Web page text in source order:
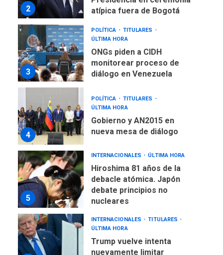
2
atípica fuera de Bogotá
3
POLÍTICA
TITULARES
ÚLTIMA HORA
ONGs piden a CIDH
monitorear proceso de
diálogo en Venezuela
4
POLÍTICA
TITULARES
ÚLTIMA HORA
Gobierno y AN2015 en
nueva mesa de diálogo
5
INTERNACIONALES ÚLTIMA HORA
Hiroshima 81 años de la
debacle atómica. Japón
debate principios no
nucleares
INTERNACIONALES
TITULARES
ÚLTIMA HORA
Trump vuelve intenta
nuevamente limitar